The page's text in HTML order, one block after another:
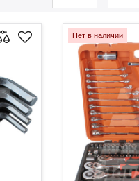
Нет в наличии